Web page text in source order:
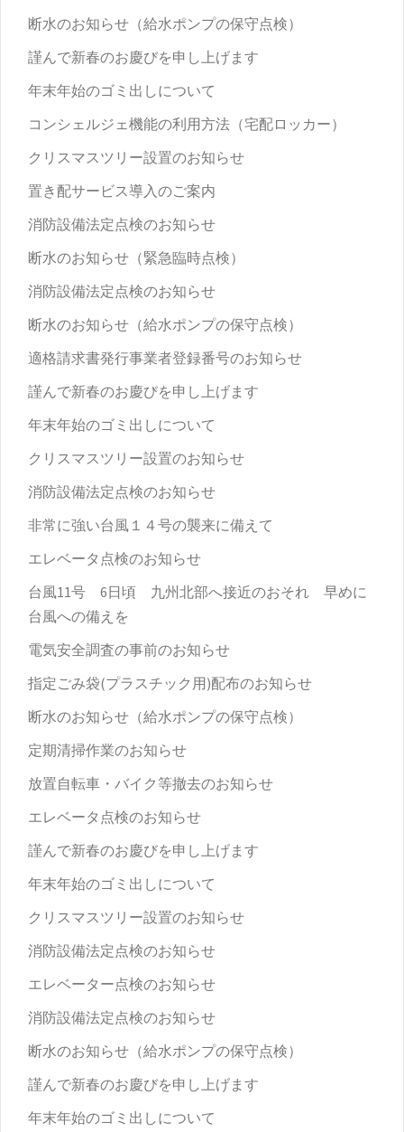
断水のお知らせ（給水ポンプの保守点検）
謹んで新春のお慶びを申し上げます
年末年始のゴミ出しについて
コンシェルジェ機能の利用方法（宅配ロッカー）
クリスマスツリー設置のお知らせ
置き配サービス導入のご案内
消防設備法定点検のお知らせ
断水のお知らせ（緊急臨時点検）
消防設備法定点検のお知らせ
断水のお知らせ（給水ポンプの保守点検）
適格請求書発行事業者登録番号のお知らせ
謹んで新春のお慶びを申し上げます
年末年始のゴミ出しについて
クリスマスツリー設置のお知らせ
消防設備法定点検のお知らせ
非常に強い台風１４号の襲来に備えて
エレベータ点検のお知らせ
台風11号 6日頃 九州北部へ接近のおそれ 早めに
台風への備えを
電気安全調査の事前のお知らせ
指定ごみ袋(プラスチック用)配布のお知らせ
断水のお知らせ（給水ポンプの保守点検）
定期清掃作業のお知らせ
放置自転車・バイク等撤去のお知らせ
エレベータ点検のお知らせ
謹んで新春のお慶びを申し上げます
年末年始のゴミ出しについて
クリスマスツリー設置のお知らせ
消防設備法定点検のお知らせ
エレベーター点検のお知らせ
消防設備法定点検のお知らせ
断水のお知らせ（給水ポンプの保守点検）
謹んで新春のお慶びを申し上げます
年末年始のゴミ出しについて